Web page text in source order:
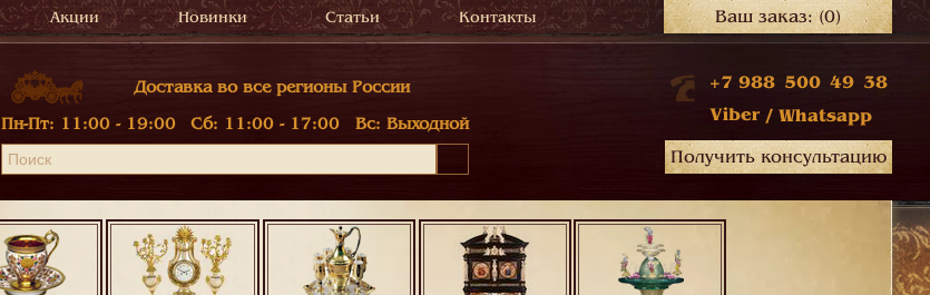
Акции Новинки Статьи Контакты Ваш заказ:(0)
Доставка во все регионы России
Пн-Пт: 11:00 - 19:00 Сб: 11:00 - 17:00 Вс: Выходной
+7 988 500 49 38
Viber / Whatsapp
Получить консультацию